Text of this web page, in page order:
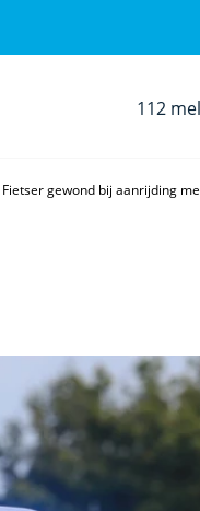
112
Fietser gewond bij aanrijding